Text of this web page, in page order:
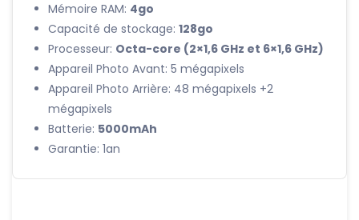
Mémoire RAM: 4go
Capacité de stockage: 128go
Processeur: Octa-core (2×1,6 GHz et 6×1,6 GHz)
Appareil Photo Avant: 5 mégapixels
Appareil Photo Arrière: 48 mégapixels +2
mégapixels
Batterie: 5000mAh
Garantie: 1an